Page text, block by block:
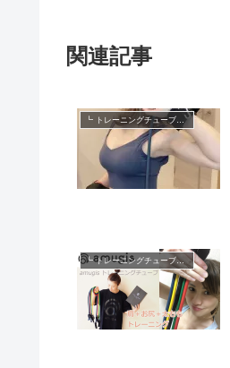
関連記事
┗ トレーニングチューブ動画
┗ トレーニングチューブ動画